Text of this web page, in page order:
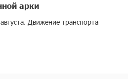
арки
Движение транспорта